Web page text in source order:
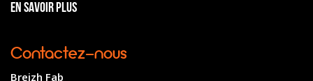
En savoir plus
Contactez-nous
Breizh Fab